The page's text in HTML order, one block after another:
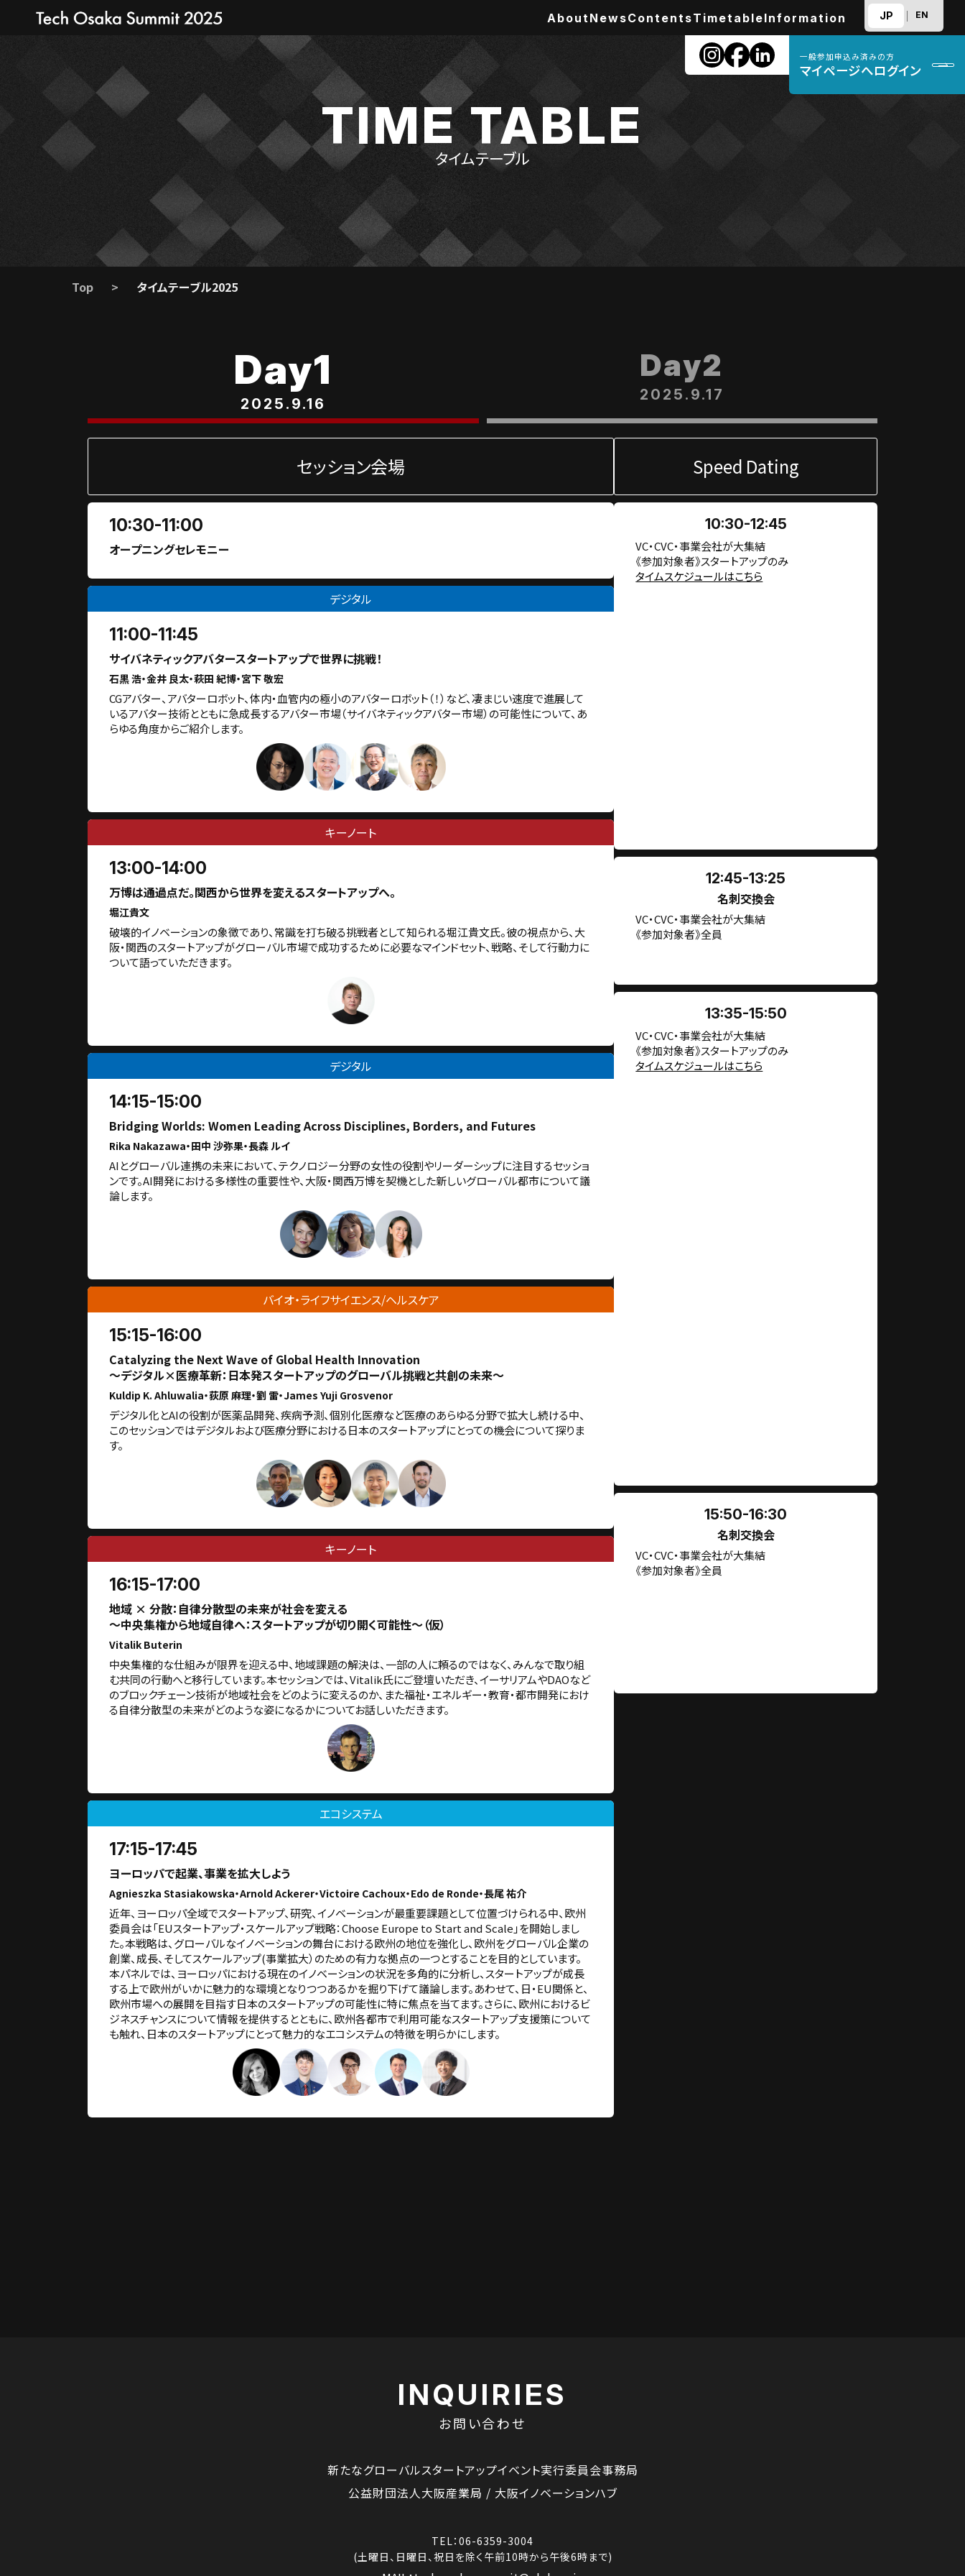
About NewsContentsTimetableInformation JP EN
TIME TABLE
タイムテーブル
一般参加申込み済みの方
マイページへログイン
Top タイムテーブル2025
Day1
2025.9.16
Day2
2025.9.17
セッション会場
10:30-11:00
オープニングセレモニー
デジタル
11:00-11:45
サイバネティックアバタースタートアップで世界に挑戦！
石黒 浩・金井 良太・萩田 紀博・宮下 敬宏
CGアバター、アバターロボット、体内・血管内の極小のアバターロボット（！）など、凄まじい速度で進展して
いるアバター技術とともに急成長するアバター市場（サイバネティックアバター市場）の可能性について、あ
らゆる角度からご紹介します。
キーノート
13:00-14:00
万博は通過点だ。関西から世界を変えるスタートアップへ。
堀江貴文
破壊的イノベーションの象徴であり、常識を打ち破る挑戦者として知られる堀江貴文氏。彼の視点から、大
阪・関西のスタートアップがグローバル市場で成功するために必要なマインドセット、戦略、そして行動力に
ついて語っていただきます。
デジタル
14:15-15:00
Bridging Worlds: Women Leading Across Disciplines, Borders, and Futures
Rika Nakazawa・田中 沙弥果・長森 ルイ
AIとグローバル連携の未来において、テクノロジー分野の女性の役割やリーダーシップに注目するセッショ
ンです。AI開発における多様性の重要性や、大阪・関西万博を契機とした新しいグローバル都市について議
論します。
バイオ・ライフサイエンス/ヘルスケア
15:15-16:00
Catalyzing the Next Wave of Global Health Innovation
～デジタル×医療革新：日本発スタートアップのグローバル挑戦と共創の未来～
Kuldip K. Ahluwalia・荻原 麻理・劉 雷・James Yuji Grosvenor
デジタル化とAIの役割が医薬品開発、疾病予測、個別化医療など医療のあらゆる分野で拡大し続ける中、
このセッションではデジタルおよび医療分野における日本のスタートアップにとっての機会について探りま
す。
キーノート
16:15-17:00
地域 × 分散：自律分散型の未来が社会を変える
～中央集権から地域自律へ：スタートアップが切り開く可能性～（仮）
Vitalik Buterin
中央集権的な仕組みが限界を迎える中、地域課題の解決は、一部の人に頼るのではなく、みんなで取り組
む共同の行動へと移行しています。本セッションでは、Vitalik氏にご登壇いただき、イーサリアムやDAOなど
のブロックチェーン技術が地域社会をどのように変えるのか、また福祉・エネルギー・教育・都市開発におけ
る自律分散型の未来がどのような姿になるかについてお話しいただきます。
エコシステム
17:15-17:45
ヨーロッパで起業、事業を拡大しよう
Agnieszka Stasiakowska・Arnold Ackerer・Victoire Cachoux・Edo de Ronde・長尾 祐介
近年、ヨーロッパ全域でスタートアップ、研究、イノベーションが最重要課題として位置づけられる中、欧州
委員会は「EUスタートアップ・スケールアップ戦略：Choose Europe to Start and Scale」を開始しまし
た。本戦略は、グローバルなイノベーションの舞台における欧州の地位を強化し、欧州をグローバル企業の
創業、成長、そしてスケールアップ(事業拡大）のための有力な拠点の一つとすることを目的としています。
本パネルでは、ヨーロッパにおける現在のイノベーションの状況を多角的に分析し、スタートアップが成長
する上で欧州がいかに魅力的な環境となりつつあるかを掘り下げて議論します。あわせて、日・EU関係と、
欧州市場への展開を目指す日本のスタートアップの可能性に特に焦点を当てます。さらに、欧州におけるビ
ジネスチャンスについて情報を提供するとともに、欧州各都市で利用可能なスタートアップ支援策について
も触れ、日本のスタートアップにとって魅力的なエコシステムの特徴を明らかにします。
Speed Dating
10:30-12:45
VC・CVC・事業会社が大集結
《参加対象者》スタートアップのみ
タイムスケジュールはこちら
12:45-13:25
名刺交換会
VC・CVC・事業会社が大集結
《参加対象者》全員
13:35-15:50
VC・CVC・事業会社が大集結
《参加対象者》スタートアップのみ
タイムスケジュールはこちら
15:50-16:30
名刺交換会
VC・CVC・事業会社が大集結
《参加対象者》全員
INQUIRIES
お問い合わせ
新たなグローバルスタートアップイベント実行委員会事務局
公益財団法人大阪産業局 / 大阪イノベーションハブ
TEL：06-6359-3004
(土曜日、日曜日、祝日を除く午前10時から午後6時まで)